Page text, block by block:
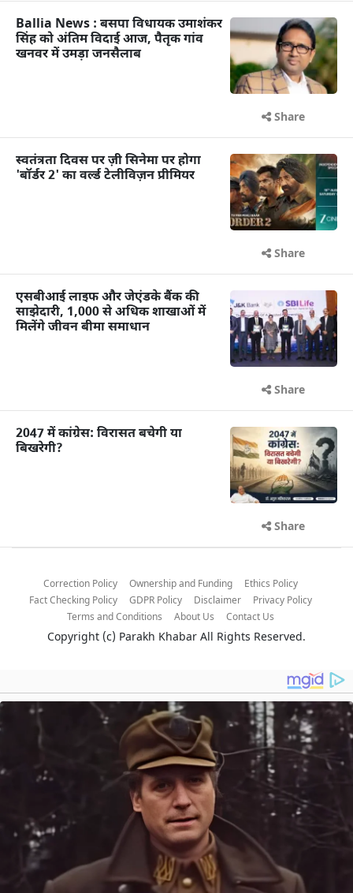
Ballia News : बसपा विधायक उमाशंकर
सिंह को अंतिम विदाई आज, पैतृक गांव
खनवर में उमड़ा जनसैलाब
Share
स्वतंत्रता दिवस पर ज़ी सिनेमा पर होगा
'बॉर्डर 2' का वर्ल्ड टेलीविज़न प्रीमियर
Share
एसबीआई लाइफ और जेएंडके बैंक की
साझेदारी, 1,000 से अधिक शाखाओं में
मिलेंगे जीवन बीमा समाधान
Share
2047 में कांग्रेस: विरासत बचेगी या
बिखरेगी?
Share
Correction Policy Ownership and Funding
Ethics Policy
Fact Checking Policy
GDPR Policy Disclaimer
Privacy Policy
Terms and Conditions
About Us Contact Us
Copyright (c) Parakh Khabar All Rights Reserved.